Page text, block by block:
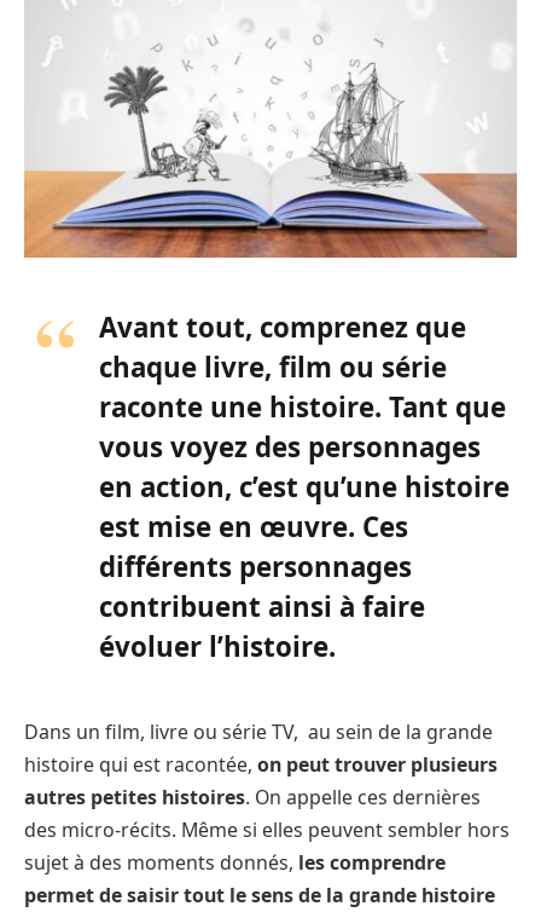
Avant tout, comprenez que
chaque livre, film ou série
raconte une histoire. Tant que
vous voyez des personnages
en action, c’est qu’une histoire
est mise en œuvre. Ces
différents personnages
contribuent ainsi à faire
évoluer l’histoire.
Dans un film, livre ou série TV, au sein de la grande
histoire qui est racontée, on peut trouver plusieurs
autres petites histoires. On appelle ces dernières
des micro-récits. Même si elles peuvent sembler hors
sujet à des moments donnés, les comprendre
permet de saisir tout le sens de la grande histoire